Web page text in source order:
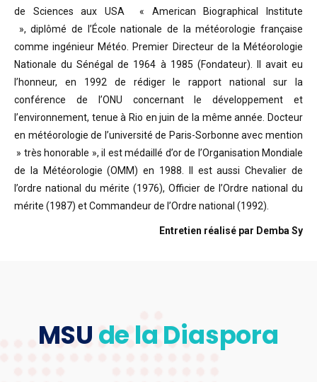
de Sciences aux USA « American Biographical Institute
», diplômé de l’École nationale de la météorologie française
comme ingénieur Météo. Premier Directeur de la Météorologie
Nationale du Sénégal de 1964 à 1985 (Fondateur). Il avait eu
l’honneur, en 1992 de rédiger le rapport national sur la
conférence de l’ONU concernant le développement et
l’environnement, tenue à Rio en juin de la même année.
Docteur
en météorologie de l’université de Paris-Sorbonne avec mention
» très honorable », il est médaillé d’or de l’Organisation Mondiale
de la Météorologie (OMM) en 1988. Il est aussi Chevalier de
l’ordre national du mérite (1976), Officier de l’Ordre national du
mérite (1987) et Commandeur de l’Ordre national (1992).
Entretien réalisé par Demba Sy
MSU de la Diaspora